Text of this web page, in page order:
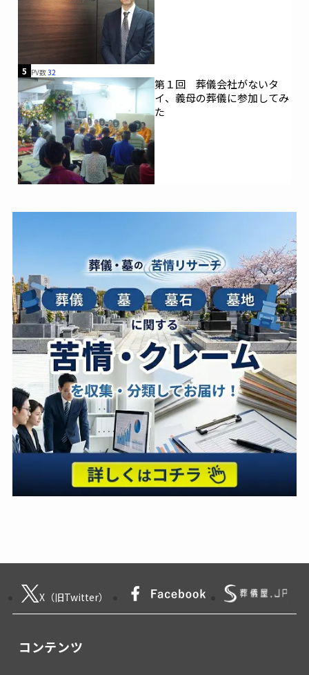
5 PV数32
第１回 葬儀会社がないタ
イ、義母の葬儀に参加してみ
た
X（旧Twitter）
コンテンツ